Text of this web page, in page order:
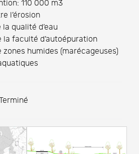
110 000 m3
l’érosion
qualité d’eau
la faculté d’autoépuration
zones humides (marécageuses)